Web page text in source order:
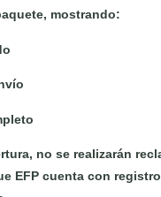
mostrando:
no se realizarán
EFP cuenta con